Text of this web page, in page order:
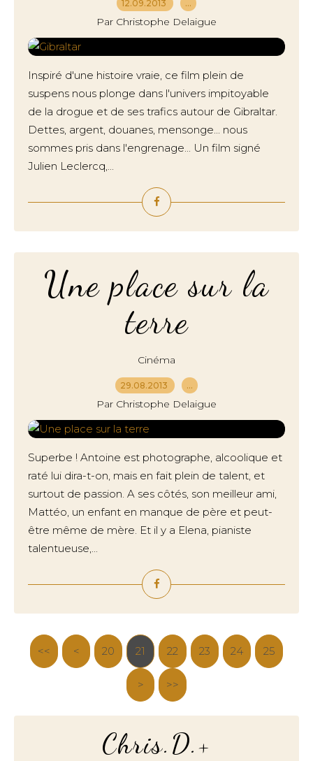
12.09.2013 …
Par Christophe Delaigue
Inspiré d'une histoire vraie, ce film plein de
suspens nous plonge dans l'univers impitoyable
de la drogue et de ses trafics autour de Gibraltar.
Dettes, argent, douanes, mensonge... nous
sommes pris dans l'engrenage... Un film signé
Julien Leclercq,...
Une place sur la
terre
Cinéma
29.08.2013 …
Par Christophe Delaigue
Superbe ! Antoine est photographe, alcoolique et
raté lui dira-t-on, mais en fait plein de talent, et
surtout de passion. A ses côtés, son meilleur ami,
Mattéo, un enfant en manque de père et peut-
être même de mère. Et il y a Elena, pianiste
talentueuse,...
<< < 10
20 21 22 23 24 25
> >>
Chris.D.+